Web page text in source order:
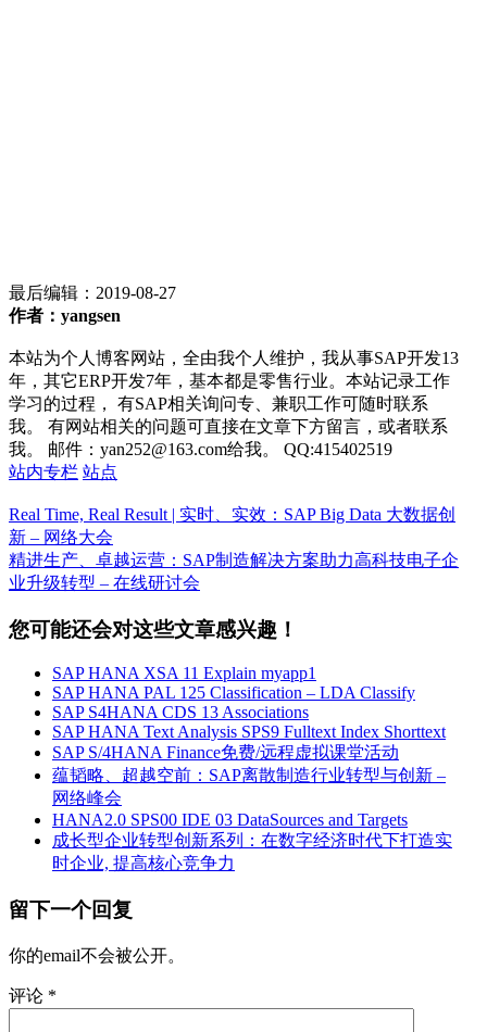
最后编辑： 2019-08-27
作者：yangsen
本站为个人博客网站，全由我个人维护，我从事SAP开发13
年，其它ERP开发7年，基本都是零售行业。本站记录工作
学习的过程， 有SAP相关询问专、兼职工作可随时联系
我。 有网站相关的问题可直接在文章下方留言，或者联系
我。 邮件：yan252@163.com给我。 QQ:415402519
站内专栏 站点
Real Time, Real Result | 实时、实效：SAP Big Data 大数据创
新 – 网络大会
精进生产、卓越运营：SAP制造解决方案助力高科技电子企
业升级转型 – 在线研讨会
您可能还会对这些文章感兴趣！
SAP HANA XSA 11 Explain myapp1
SAP HANA PAL 125 Classification – LDA Classify
SAP S4HANA CDS 13 Associations
SAP HANA Text Analysis SPS9 Fulltext Index Shorttext
SAP S/4HANA Finance免费/远程虚拟课堂活动
蕴韬略、超越空前：SAP离散制造行业转型与创新 –
网络峰会
HANA2.0 SPS00 IDE 03 DataSources and Targets
成长型企业转型创新系列：在数字经济时代下打造实
时企业, 提高核心竞争力
留下一个回复
你的email不会被公开。
评论 *